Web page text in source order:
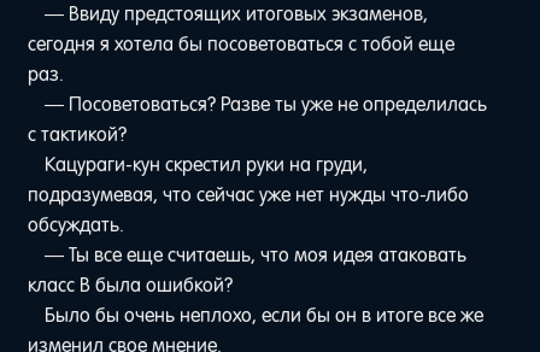
— Ввиду предстоящих итоговых экзаменов,
сегодня я хотела бы посоветоваться с тобой еще
раз.
— Посоветоваться? Разве ты уже не определилась
с тактикой?
Кацураги-кун скрестил руки на груди,
подразумевая, что сейчас уже нет нужды что-либо
обсуждать.
— Ты все еще считаешь, что моя идея атаковать
класс B была ошибкой?
Было бы очень неплохо, если бы он в итоге все же
изменил свое мнение.